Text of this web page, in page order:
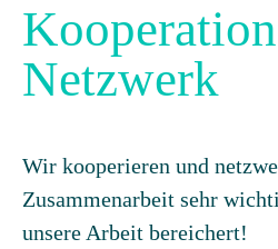
Netzwerk
Wir kooperieren und
Zusammenarbeit sehr
unsere Arbeit bereichert!